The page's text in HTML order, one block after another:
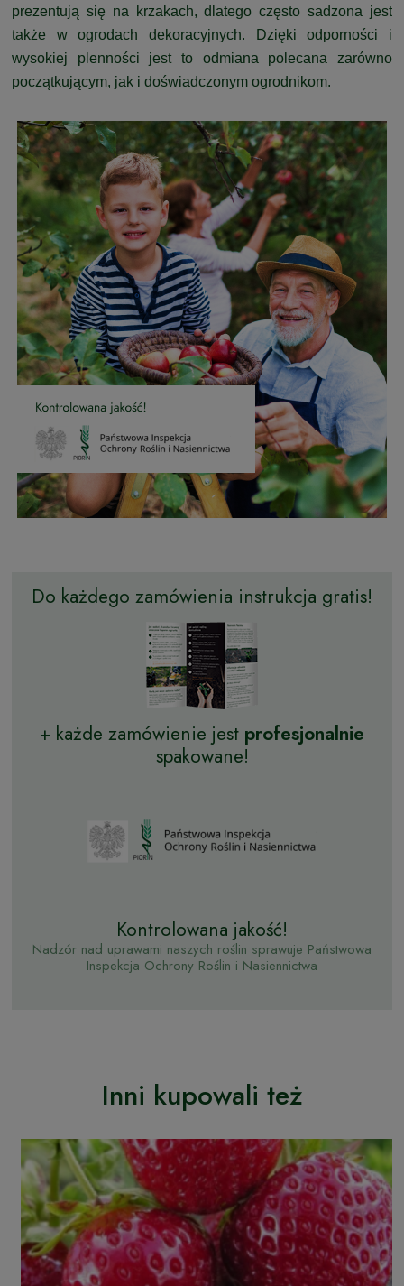
prezentują się na krzakach, dlatego często sadzona jest
także w ogrodach dekoracyjnych. Dzięki odporności i
wysokiej plenności jest to odmiana polecana zarówno
początkującym, jak i doświadczonym ogrodnikom.
Do każdego zamówienia instrukcja gratis!
+ każde zamówienie jest profesjonalnie
spakowane!
Kontrolowana jakość!
Nadzór nad uprawami naszych roślin sprawuje Państwowa
Inspekcja Ochrony Roślin i Nasiennictwa
Inni kupowali też